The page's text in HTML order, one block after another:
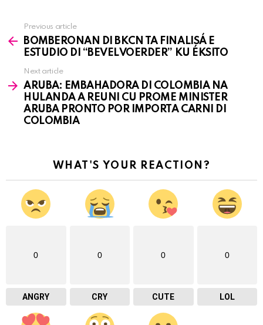
See
more
Previous article
BOMBERONAN DI BKCN TA FINALISÁ E
ESTUDIO DI “BEVELVOERDER” KU ÉKSITO
Next article
ARUBA: EMBAHADORA DI COLOMBIA NA
HULANDA A REUNI CU PROME MINISTER
ARUBA PRONTO POR IMPORTA CARNI DI
COLOMBIA
WHAT'S YOUR REACTION?
0
ANGRY
0
CRY
0
CUTE
0
LOL